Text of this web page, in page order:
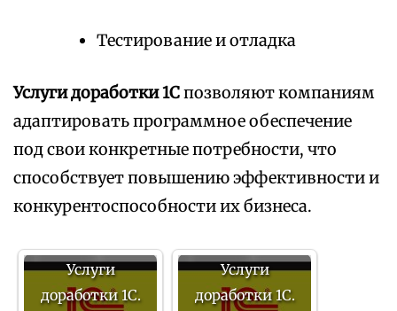
Тестирование и отладка
Услуги доработки 1Спозволяют компаниям
адаптировать программное обеспечение
под свои конкретные потребности, что
способствует повышению эффективности и
конкурентоспособности их бизнеса.
Услуги
доработки 1С.
Услуги
доработки 1С.